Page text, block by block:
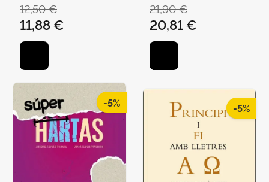
12,50 €
11,88 €
21,90 €
20,81 €
-5% -5%